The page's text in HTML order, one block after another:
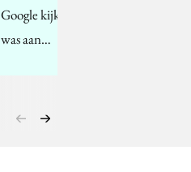
Google kijken. De vraag
was aan…